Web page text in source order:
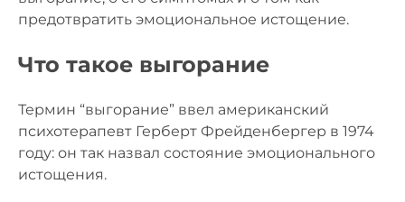
предотвратить эмоциональное истощение.
Что такое выгорание
Термин “выгорание” ввел американский
психотерапевт Герберт Фрейденбергер в 1974
году: он так назвал состояние эмоционального
истощения.